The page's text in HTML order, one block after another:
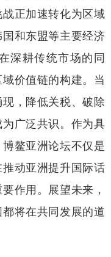
正加速转化为区域
和东盟等主要经济
深耕传统市场的同
价值链的构建。当
，降低关税、破除
广泛共识。作为具
鳌亚洲论坛不仅是
动亚洲提升国际话
作用。展望未来，
将在共同发展的道